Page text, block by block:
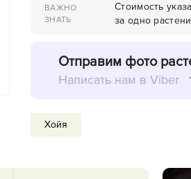
ВАЖНО
ЗНАТЬ
Стоимость
за одно
Отправим фото
Написать нам в Viber
Хойя